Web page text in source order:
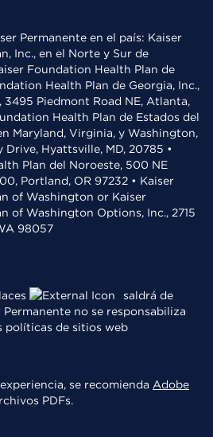
Permanente en el país: Kaiser
Inc., en el Norte y Sur de
Foundation Health Plan de
Health Plan de Georgia, Inc.,
3495 Piedmont Road NE, Atlanta,
Health Plan de Estados del
Maryland, Virginia, y Washington,
Drive, Hyattsville, MD, 20785 •
Plan del Noroeste, 500 NE
Portland, OR 97232 • Kaiser
of Washington or Kaiser
of Washington Options, Inc., 2715
98057
saldrá de
Permanente no se responsabiliza
políticas de sitios web
se recomienda Adobe
PDFs.